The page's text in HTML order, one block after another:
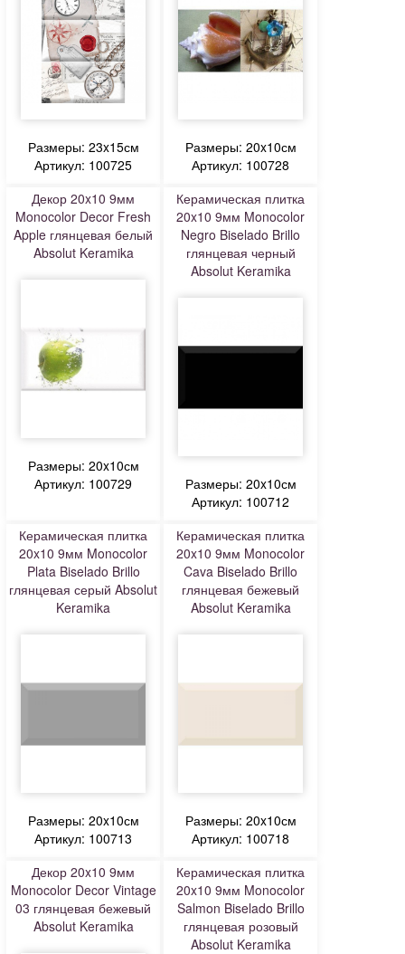
Размеры: 23x15см
Артикул: 100725
Размеры: 20x10см
Артикул: 100728
Декор 20x10 9мм
Monocolor Decor Fresh
Apple глянцевая белый
Absolut Keramika
Размеры: 20x10см
Артикул: 100729
Керамическая плитка
20x10 9мм Monocolor
Negro Biselado Brillo
глянцевая черный
Absolut Keramika
Размеры: 20x10см
Артикул: 100712
Керамическая плитка
20x10 9мм Monocolor
Plata Biselado Brillo
глянцевая серый Absolut
Keramika
Размеры: 20x10см
Артикул: 100713
Керамическая плитка
20x10 9мм Monocolor
Cava Biselado Brillo
глянцевая бежевый
Absolut Keramika
Размеры: 20x10см
Артикул: 100718
Декор 20x10 9мм
Monocolor Decor Vintage
03 глянцевая бежевый
Absolut Keramika
Керамическая плитка
20x10 9мм Monocolor
Salmon Biselado Brillo
глянцевая розовый
Absolut Keramika